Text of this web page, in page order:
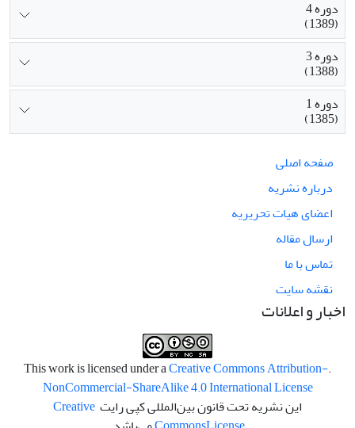
دوره 4
(1389)
دوره 3
(1388)
دوره 1
(1385)
صفحه اصلی
درباره نشریه
اعضای هیات تحریریه
ارسال مقاله
تماس با ما
نقشه سایت
اخبار و اعلانات
.This work is licensed under a
Creative Commons Attribution-
NonCommercial-ShareAlike 4.0 International License
این نشریه تحت قانون بین‌المللی کپی رایت Creative